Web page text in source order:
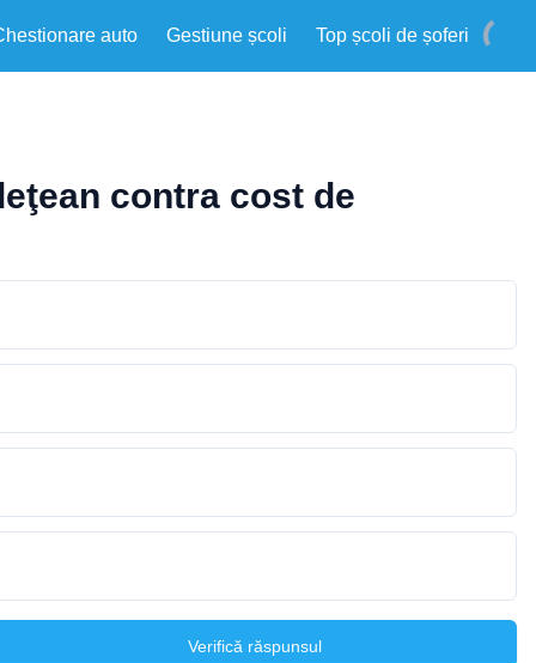
auto Gestiune școli Top școli de șoferi
contra cost de
Verifică răspunsul